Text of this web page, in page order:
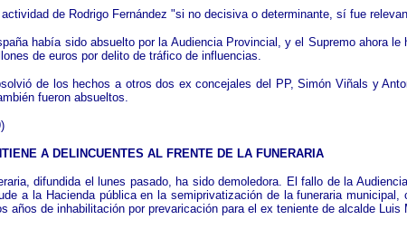
de Rodrigo Fernández "si no decisiva o determinante, sí fue
había sido absuelto por la Audiencia Provincial, y el Supremo ahora
de euros por delito de tráfico de influencias.
de los hechos a otros dos ex concejales del PP, Simón Viñals y
fueron absueltos.
A DELINCUENTES AL FRENTE DE LA FUNERARIA
difundida el lunes pasado, ha sido demoledora. El fallo de la
a la Hacienda pública en la semiprivatización de la funeraria
años de inhabilitación por prevaricación para el ex teniente de alcalde